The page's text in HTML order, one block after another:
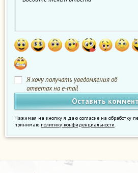
Я хочу получать уведомления об
ответах на e-mail
Нажимая на кнопку я даю согласие на обработку
принимаю политику конфиденциальности.